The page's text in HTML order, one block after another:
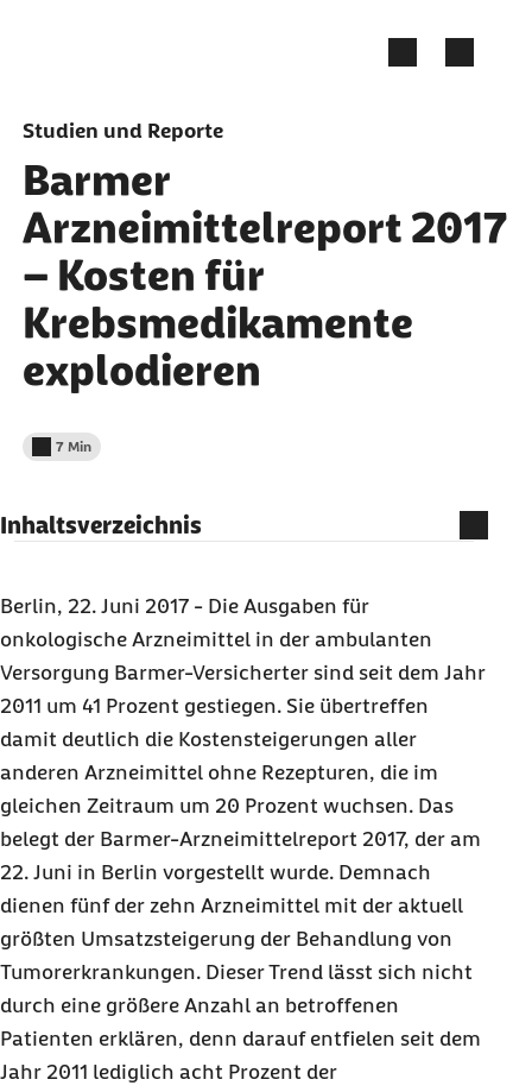
Studien und Reporte
Barmer
Arzneimittelreport 2017
– Kosten für
Krebsmedikamente
explodieren
Lesedauer weniger als
7 Min
Inhaltsverzeichnis
Höchstpreise
Orphan Drugsals Ausweichstrategie?
Zehn Millionen Euro pro Jahr für weggeworfene
Arzneimittel
Daten aus dem Arzneimittelreport 2017
Glossar
Service / Materialien für Redaktionen
Berlin, 22. Juni 2017 - Die Ausgaben für
onkologische Arzneimittel in der ambulanten
Versorgung Barmer-Versicherter sind seit dem Jahr
2011 um 41 Prozent gestiegen. Sie übertreffen
damit deutlich die Kostensteigerungen aller
anderen Arzneimittel ohne Rezepturen, die im
gleichen Zeitraum um 20 Prozent wuchsen. Das
belegt der Barmer-Arzneimittelreport 2017, der am
22. Juni in Berlin vorgestellt wurde. Demnach
dienen fünf der zehn Arzneimittel mit der aktuell
größten Umsatzsteigerung der Behandlung von
Tumorerkrankungen. Dieser Trend lässt sich nicht
durch eine größere Anzahl an betroffenen
Patienten erklären, denn darauf entfielen seit dem
Jahr 2011 lediglich acht Prozent der